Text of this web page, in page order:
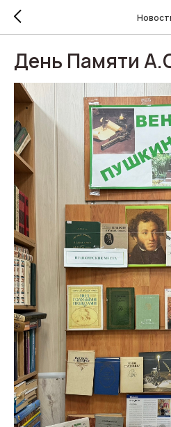
День Памяти